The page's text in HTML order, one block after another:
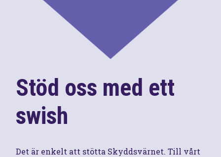
Stöd oss med ett
swish
Det är enkelt att stötta Skyddsvärnet. Till vårt